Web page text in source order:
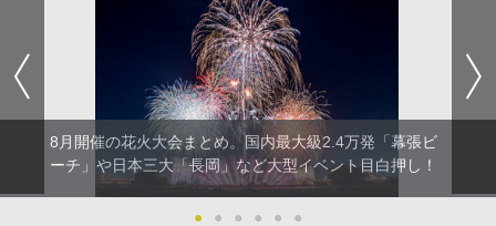
8月開催の花火大会まとめ。国内最大級2.4万発「幕張ビ
ーチ」や日本三大「長岡」など大型イベント目白押し！
● ● ● ● ● ●